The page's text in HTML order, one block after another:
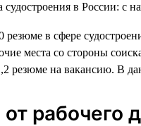
резюме в сфере
места со стороны
резюме на вакансию. В
рабочего